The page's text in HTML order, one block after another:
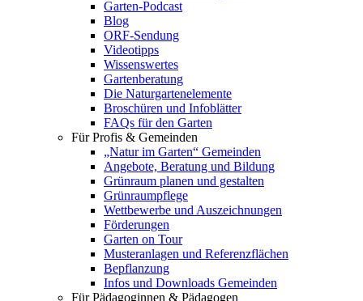
Garten-Podcast
Blog
ORF-Sendung
Videotipps
Wissenswertes
Gartenberatung
Die Naturgartenelemente
Broschüren und Infoblätter
FAQs für den Garten
Für Profis & Gemeinden
„Natur im Garten“ Gemeinden
Angebote, Beratung und Bildung
Grünraum planen und gestalten
Grünraumpflege
Wettbewerbe und Auszeichnungen
Förderungen
Garten on Tour
Musteranlagen und Referenzflächen
Bepflanzung
Infos und Downloads Gemeinden
Für Pädagoginnen & Pädagogen